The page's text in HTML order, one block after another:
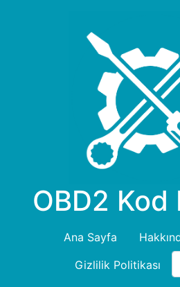
OBD2 Kod
Ana Sayfa
Gizlilik Politikası